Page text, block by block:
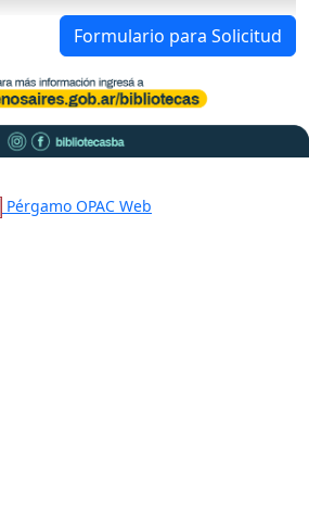
Formulario para Solicitud
Pérgamo OPAC Web